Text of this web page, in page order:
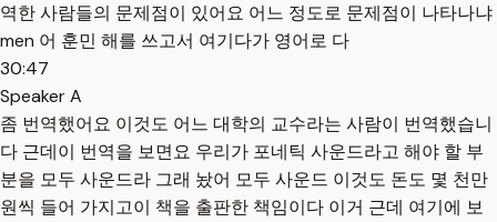
역한 사람들의 문제점이 있어요 어느 정도로 문제점이 나타나냐
men 어 훈민 해를 쓰고서 여기다가 영어로 다
30:47
Speaker A
좀 번역했어요 이것도 어느 대학의 교수라는 사람이 번역했습니
다 근데이 번역을 보면요 우리가 포네틱 사운드라고 해야 할 부
분을 모두 사운드라 그래 놨어 모두 사운드 이것도 돈도 몇 천만
원씩 들어 가지고이 책을 출판한 책임이다 이거 근데 여기에 보